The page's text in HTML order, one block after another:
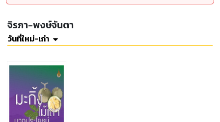
จิรภา-พงษ์จันตา
วันที่ใหม่-เก่า